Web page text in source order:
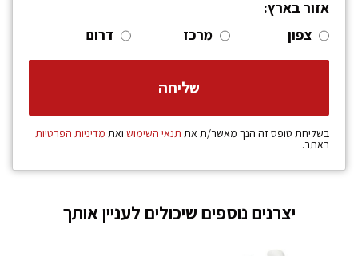
אזור בארץ:
צפון
מרכז דרום
בשליחת טופס זה הנך מאשר/ת את תנאי השימוש ואת מדיניות הפרטיות
באתר.
יצרנים נוספים שיכולים לעניין אותך